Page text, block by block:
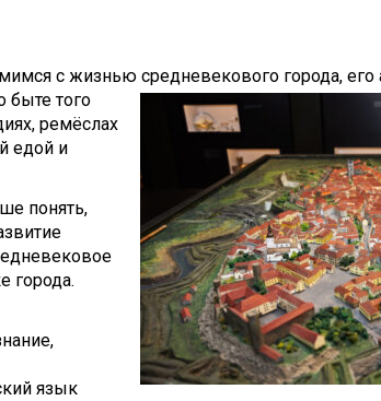
с жизнью средневекового города,
быте того
ремёслах
едой и
понять,
города.
язык